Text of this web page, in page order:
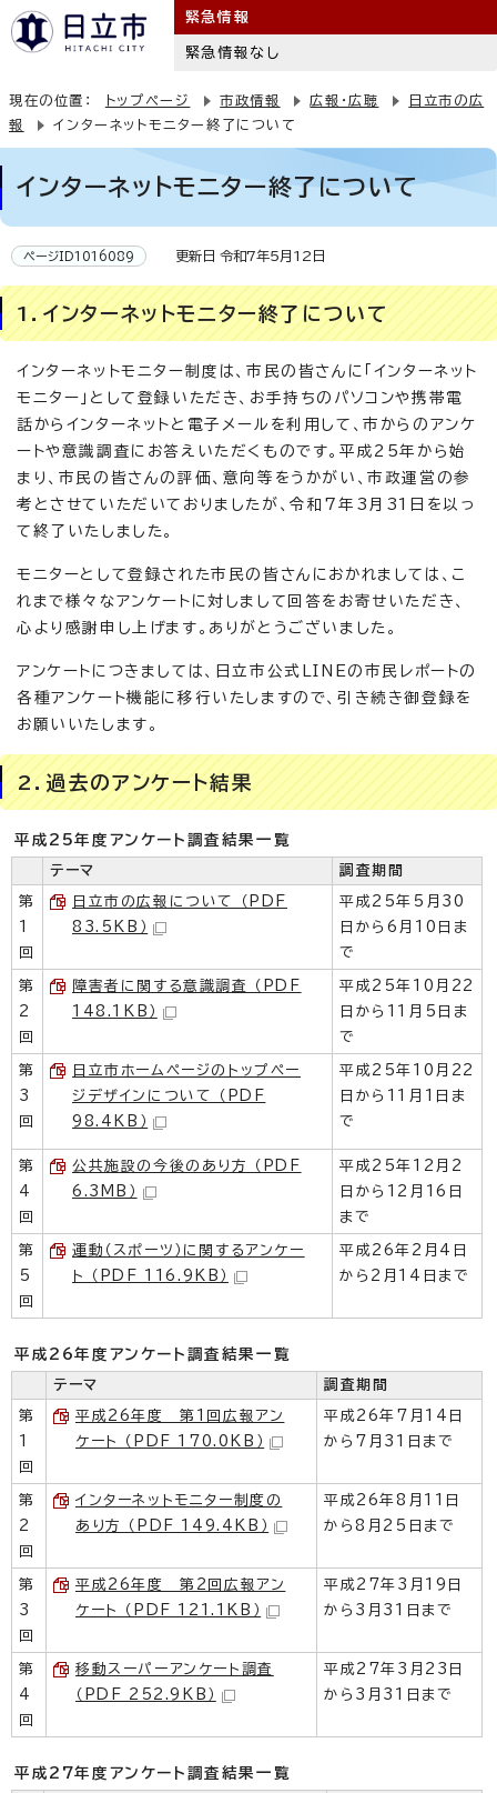
緊急情報
緊急情報なし
現在の位置： トップページ 市政情報 広報・広聴
日立市の広
報
インターネットモニター終了について
インターネットモニター終了について
ページID1016089 更新日 令和7年5月12日
1．インターネットモニター終了について
インターネットモニター制度は、市民の皆さんに「インターネット
モニター」として登録いただき、お手持ちのパソコンや携帯電
話からインターネットと電子メールを利用して、市からのアンケ
ートや意識調査にお答えいただくものです。平成25年から始
まり、市民の皆さんの評価、意向等をうかがい、市政運営の参
考とさせていただいておりましたが、令和7年3月31日を以っ
て終了いたしました。
モニターとして登録された市民の皆さんにおかれましては、こ
れまで様々なアンケートに対しまして回答をお寄せいただき、
心より感謝申し上げます。ありがとうございました。
アンケートにつきましては、日立市公式LINEの市民レポートの
各種アンケート機能に移行いたしますので、引き続き御登録を
お願いいたします。
2．過去のアンケート結果
平成25年度アンケート調査結果一覧
テーマ 調査期間
第
1
回
日立市の広報について （PDF
83.5KB）
平成25年5月30
日から6月10日ま
で
第
2
回
障害者に関する意識調査 （PDF
148.1KB）
平成25年10月22
日から11月5日ま
で
第
3
回
日立市ホームページのトップペー
ジデザインについて （PDF
98.4KB）
平成25年10月22
日から11月1日ま
で
第
4
回
公共施設の今後のあり方 （PDF
6.3MB）
平成25年12月2
日から12月16日
まで
第
5
回
運動（スポーツ）に関するアンケー
ト （PDF 116.9KB）
平成26年2月4日
から2月14日まで
平成26年度アンケート調査結果一覧
テーマ 調査期間
第
1
回
平成26年度 第1回広報アン
ケート （PDF 170.0KB）
平成26年7月14日
から7月31日まで
第
2
回
インターネットモニター制度の
あり方 （PDF 149.4KB）
平成26年8月11日
から8月25日まで
第
3
回
平成26年度 第2回広報アン
ケート （PDF 121.1KB）
平成27年3月19日
から3月31日まで
第
4
回
移動スーパーアンケート調査
（PDF 252.9KB）
平成27年3月23日
から3月31日まで
平成27年度アンケート調査結果一覧